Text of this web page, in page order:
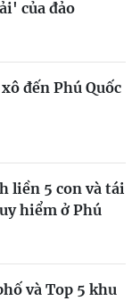
của đảo
đến Phú Quốc
liền 5 con và tái
hiểm ở Phú
và Top 5 khu